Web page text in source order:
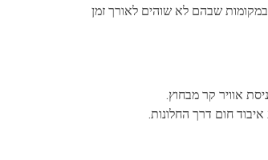
שבהם לא שוהים לאורך זמן
אוויר קר מבחוץ.
איבוד חום דרך החלונות.